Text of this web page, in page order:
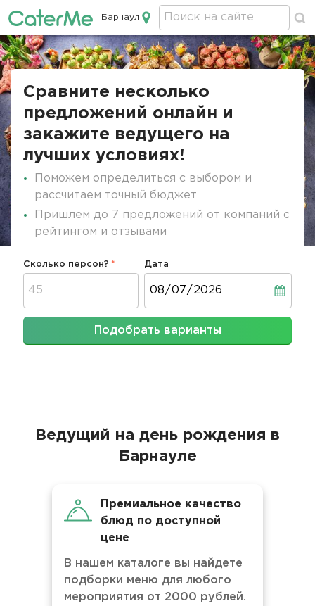
Кейтеринг в Барнауле
Барнаул
Строка
Сравните несколько
предложений онлайн и
закажите ведущего на
лучших условиях!
Поможем определиться с выбором и
рассчитаем точный бюджет
Пришлем до 7 предложений от компаний с
рейтингом и отзывами
Сколько персон? Дата
Подобрать варианты
Ведущий на день рождения в
Барнауле
Премиальное качество
блюд по доступной
цене
В нашем каталоге вы найдете
подборки меню для любого
мероприятия от 2000 рублей.